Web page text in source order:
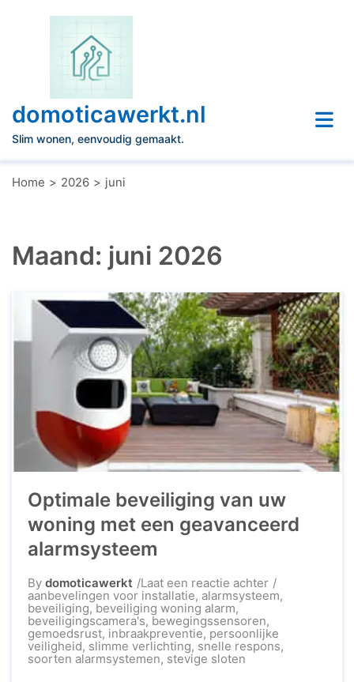
domoticawerkt.nl
Slim wonen, eenvoudig gemaakt.
Home 2026 juni
Maand: juni 2026
Optimale beveiliging van uw
woning met een geavanceerd
alarm­systeem
By domoticawerkt Laat een reactie achterop
Optimale
beveiliging
van
uw
woning
met
aanbevelingen voor installatie, alarmsysteem,
beveiliging, beveiliging woning alarm,
beveiligingscamera's, bewegingssensoren,
gemoedsrust, inbraakpreventie, persoonlijke
veiligheid, slimme verlichting, snelle respons,
soorten alarmsystemen, stevige sloten